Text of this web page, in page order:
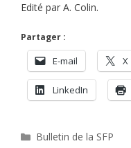
Edité par A. Colin.
Partager :
E-mail X
LinkedIn
Catégories
Bulletin de la SFP